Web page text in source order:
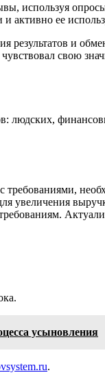
используя
активно ее
результатов и
свою
людских,
увеличения
усыновления
.